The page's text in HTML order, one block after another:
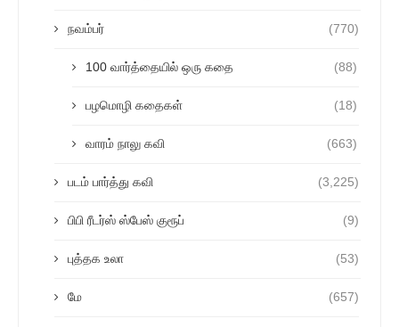
நவம்பர் (770)
100 வார்த்தையில் ஒரு கதை (88)
பழமொழி கதைகள் (18)
வாரம் நாலு கவி (663)
படம் பார்த்து கவி (3,225)
பிபி ரீடர்ஸ் ஸ்பேஸ் குரூப் (9)
புத்தக உலா (53)
மே (657)